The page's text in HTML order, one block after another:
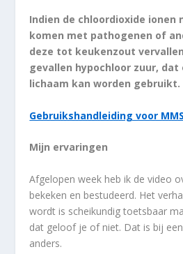
Indien de chloordioxide ionen
komen met pathogenen of
deze tot keukenzout
gevallen hypochloor zuur, dat
lichaam kan worden gebruikt.
Gebruikshandleiding voor
Mijn ervaringen
Afgelopen week heb ik de video
bekeken en bestudeerd. Het
wordt is scheikundig toetsbaar
dat geloof je of niet. Dat is bij
anders.